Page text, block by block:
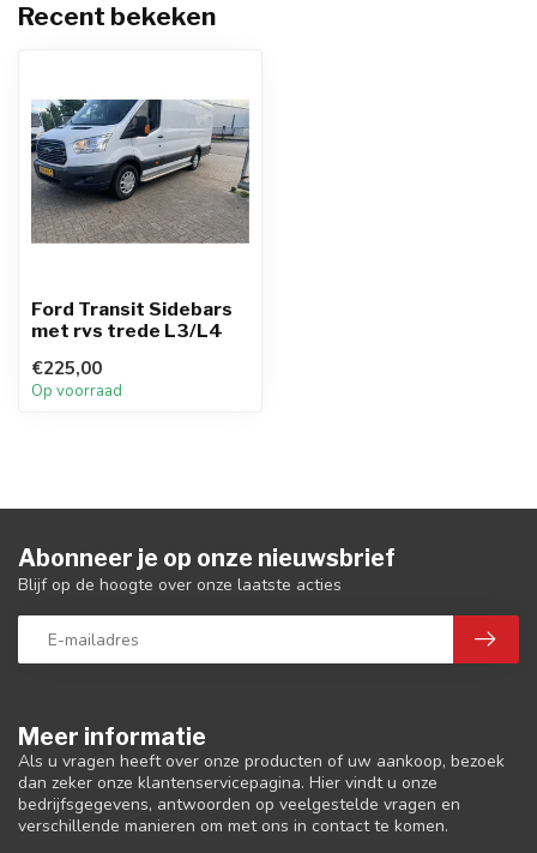
Recent bekeken
Ford Transit Sidebars
met rvs trede L3/L4
€225,00
Op voorraad
Meer informatie
Als u vragen heeft over onze producten of uw aankoop, bezoek
dan zeker onze klantenservicepagina. Hier vindt u onze
bedrijfsgegevens, antwoorden op veelgestelde vragen en
verschillende manieren om met ons in contact te komen.
Abonneer je op onze nieuwsbrief
Blijf op de hoogte over onze laatste acties